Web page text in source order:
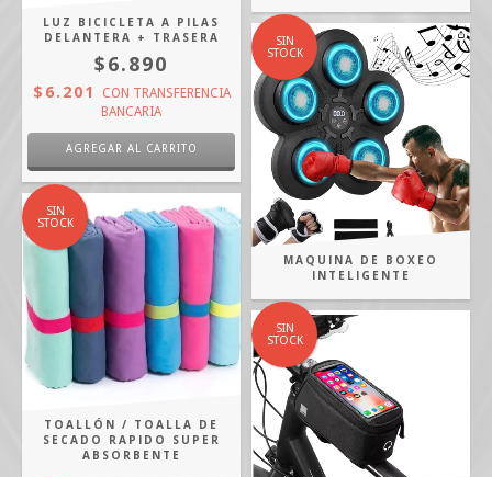
LUZ BICICLETA A PILAS
DELANTERA + TRASERA
$6.890
$6.201 CON TRANSFERENCIA
BANCARIA
SIN
STOCK
TOALLÓN / TOALLA DE
SECADO RAPIDO SUPER
ABSORBENTE
SIN
STOCK
MAQUINA DE BOXEO
INTELIGENTE
SIN
STOCK